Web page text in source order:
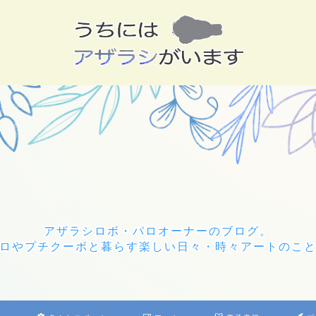
アザラシロボ・パロオーナーのブログ。
やプチクーボと暮らす楽しい日々・時々アートのこ